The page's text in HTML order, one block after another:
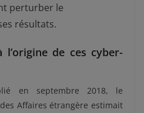
perturber le
résultats.
de ces cyber-
en septembre 2018, le
Affaires étrangère estimait